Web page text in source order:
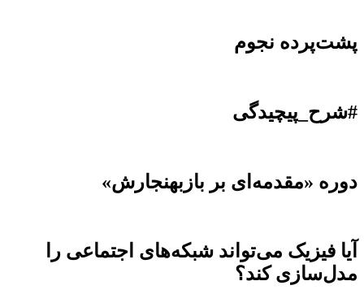
پشت‌پرده نجوم
#شرح_پیچیدگی
دوره «مقدمه‌ای بر بازبهنجارش»
آیا فیزیک می‌تواند شبکه‌های اجتماعی را
مدل‌سازی کند؟